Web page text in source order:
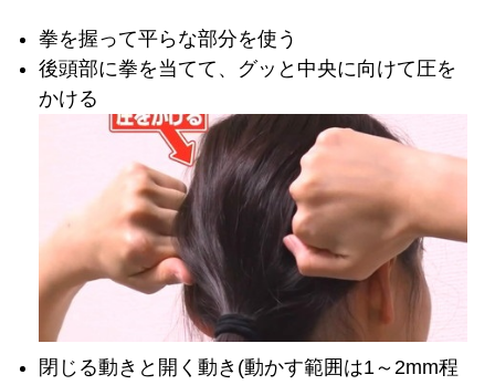
拳を握って平らな部分を使う
後頭部に拳を当てて、グッと中央に向けて圧を
かける
閉じる動きと開く動き(動かす範囲は1～2mm程